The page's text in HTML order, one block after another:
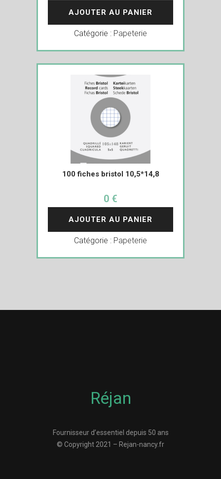
AJOUTER AU PANIER
Catégorie : Papeterie
100 fiches bristol 10,5*14,8
0 €
AJOUTER AU PANIER
Catégorie : Papeterie
Réjan
Fournisseur d’essentiel depuis 50 ans
© Copyright 2021 – Rejan-nancy.fr